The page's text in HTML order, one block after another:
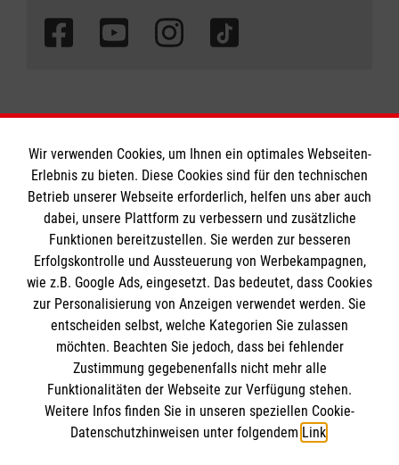
Informationen
Impressum
Datenschutz
Barrierefreiheit
Kontakt
Die Malteser
Malteser in Deutschland
Malteserorden
Sharepoint
Spendenkonto
Wir verwenden Cookies, um Ihnen ein optimales Webseiten-
Erlebnis zu bieten. Diese Cookies sind für den technischen
Betrieb unserer Webseite erforderlich, helfen uns aber auch
dabei, unsere Plattform zu verbessern und zusätzliche
Funktionen bereitzustellen. Sie werden zur besseren
Erfolgskontrolle und Aussteuerung von Werbekampagnen,
wie z.B. Google Ads, eingesetzt. Das bedeutet, dass Cookies
zur Personalisierung von Anzeigen verwendet werden. Sie
entscheiden selbst, welche Kategorien Sie zulassen
möchten. Beachten Sie jedoch, dass bei fehlender
Zustimmung gegebenenfalls nicht mehr alle
Funktionalitäten der Webseite zur Verfügung stehen.
Weitere Infos finden Sie in unseren speziellen Cookie-
Datenschutzhinweisen unter folgendem Link.